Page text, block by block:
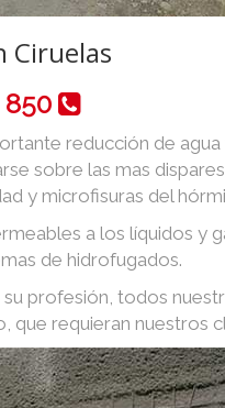
Ciruelas
850
reducción de
sobre las mas
y microfisuras del
a los líquidos y
de hidrofugados.
profesión, todos
que requieran nuestros